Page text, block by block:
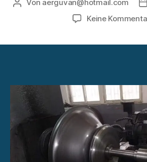
Beitragsautor
Von aerguvan@hotmail.com
Keine